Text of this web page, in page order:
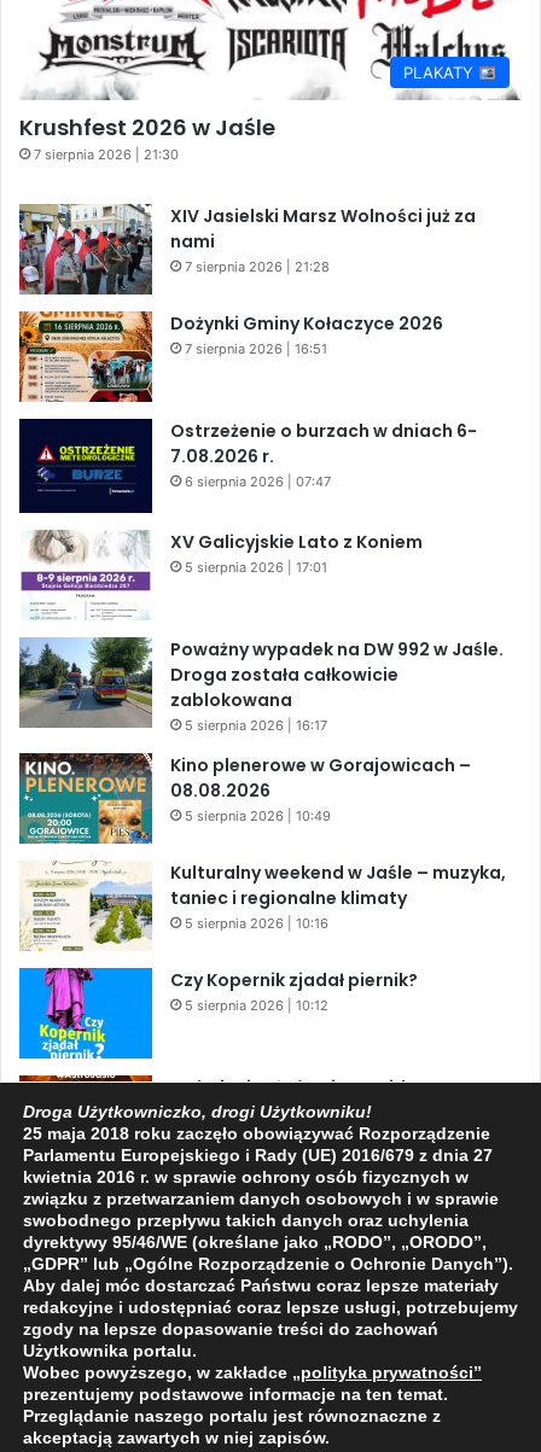
PLAKATY
Krushfest 2026 w Jaśle
7 sierpnia 2026 | 21:30
XIV Jasielski Marsz Wolności już za
nami
7 sierpnia 2026 | 21:28
Dożynki Gminy Kołaczyce 2026
7 sierpnia 2026 | 16:51
Ostrzeżenie o burzach w dniach 6-
7.08.2026 r.
6 sierpnia 2026 | 07:47
XV Galicyjskie Lato z Koniem
5 sierpnia 2026 | 17:01
Poważny wypadek na DW 992 w Jaśle.
Droga została całkowicie
zablokowana
5 sierpnia 2026 | 16:17
Kino plenerowe w Gorajowicach –
08.08.2026
5 sierpnia 2026 | 10:49
Kulturalny weekend w Jaśle – muzyka,
taniec i regionalne klimaty
5 sierpnia 2026 | 10:16
Czy Kopernik zjadał piernik?
5 sierpnia 2026 | 10:12
Zaćmienie Słońca i Perseidy. Dwa
niesamowite zjawiska astronomiczne
w ciągu jednego dnia!
3 sierpnia 2026 | 15:39
Facebook
X YouTube
2009 - 2026 © Wszelkie prawa zastrzeżone
O NAS
REDAKCJA POLITYKA PRYWATNOŚCI
Droga Użytkowniczko, drogi Użytkowniku!
25 maja 2018 roku zaczęło obowiązywać Rozporządzenie
Parlamentu Europejskiego i Rady (UE) 2016/679 z dnia 27
kwietnia 2016 r. w sprawie ochrony osób fizycznych w
związku z przetwarzaniem danych osobowych i w sprawie
swobodnego przepływu takich danych oraz uchylenia
dyrektywy 95/46/WE (określane jako „RODO”, „ORODO”,
„GDPR” lub „Ogólne Rozporządzenie o Ochronie Danych”).
Aby dalej móc dostarczać Państwu coraz lepsze materiały
redakcyjne i udostępniać coraz lepsze usługi, potrzebujemy
zgody na lepsze dopasowanie treści do zachowań
Użytkownika portalu.
Wobec powyższego, w zakładce „polityka prywatności”
prezentujemy podstawowe informacje na ten temat.
Przeglądanie naszego portalu jest równoznaczne z
akceptacją zawartych w niej zapisów.